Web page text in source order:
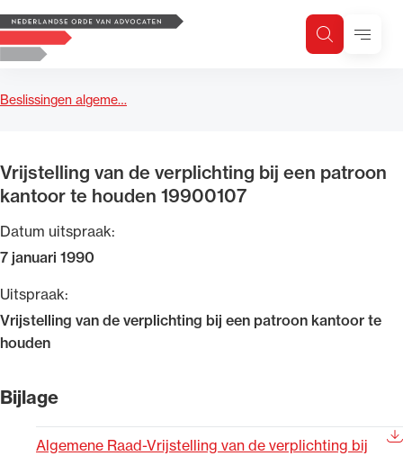
Logo, to the homepage
ZoekenMenu
Beslissingen algeme…
Vrijstelling van de verplichting bij een patroon
kantoor te houden 19900107
Datum uitspraak:
7 januari 1990
Uitspraak:
Vrijstelling van de verplichting bij een patroon kantoor te
houden
Bijlage
Algemene Raad-Vrijstelling van de verplichting bij
Zoeken
Zoek op trefwoord
Uitgelicht